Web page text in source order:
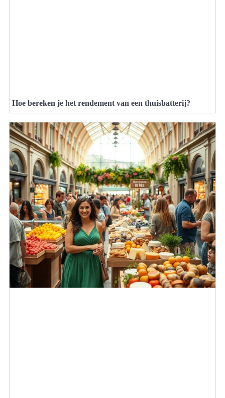
Hoe bereken je het rendement van een thuisbatterij?